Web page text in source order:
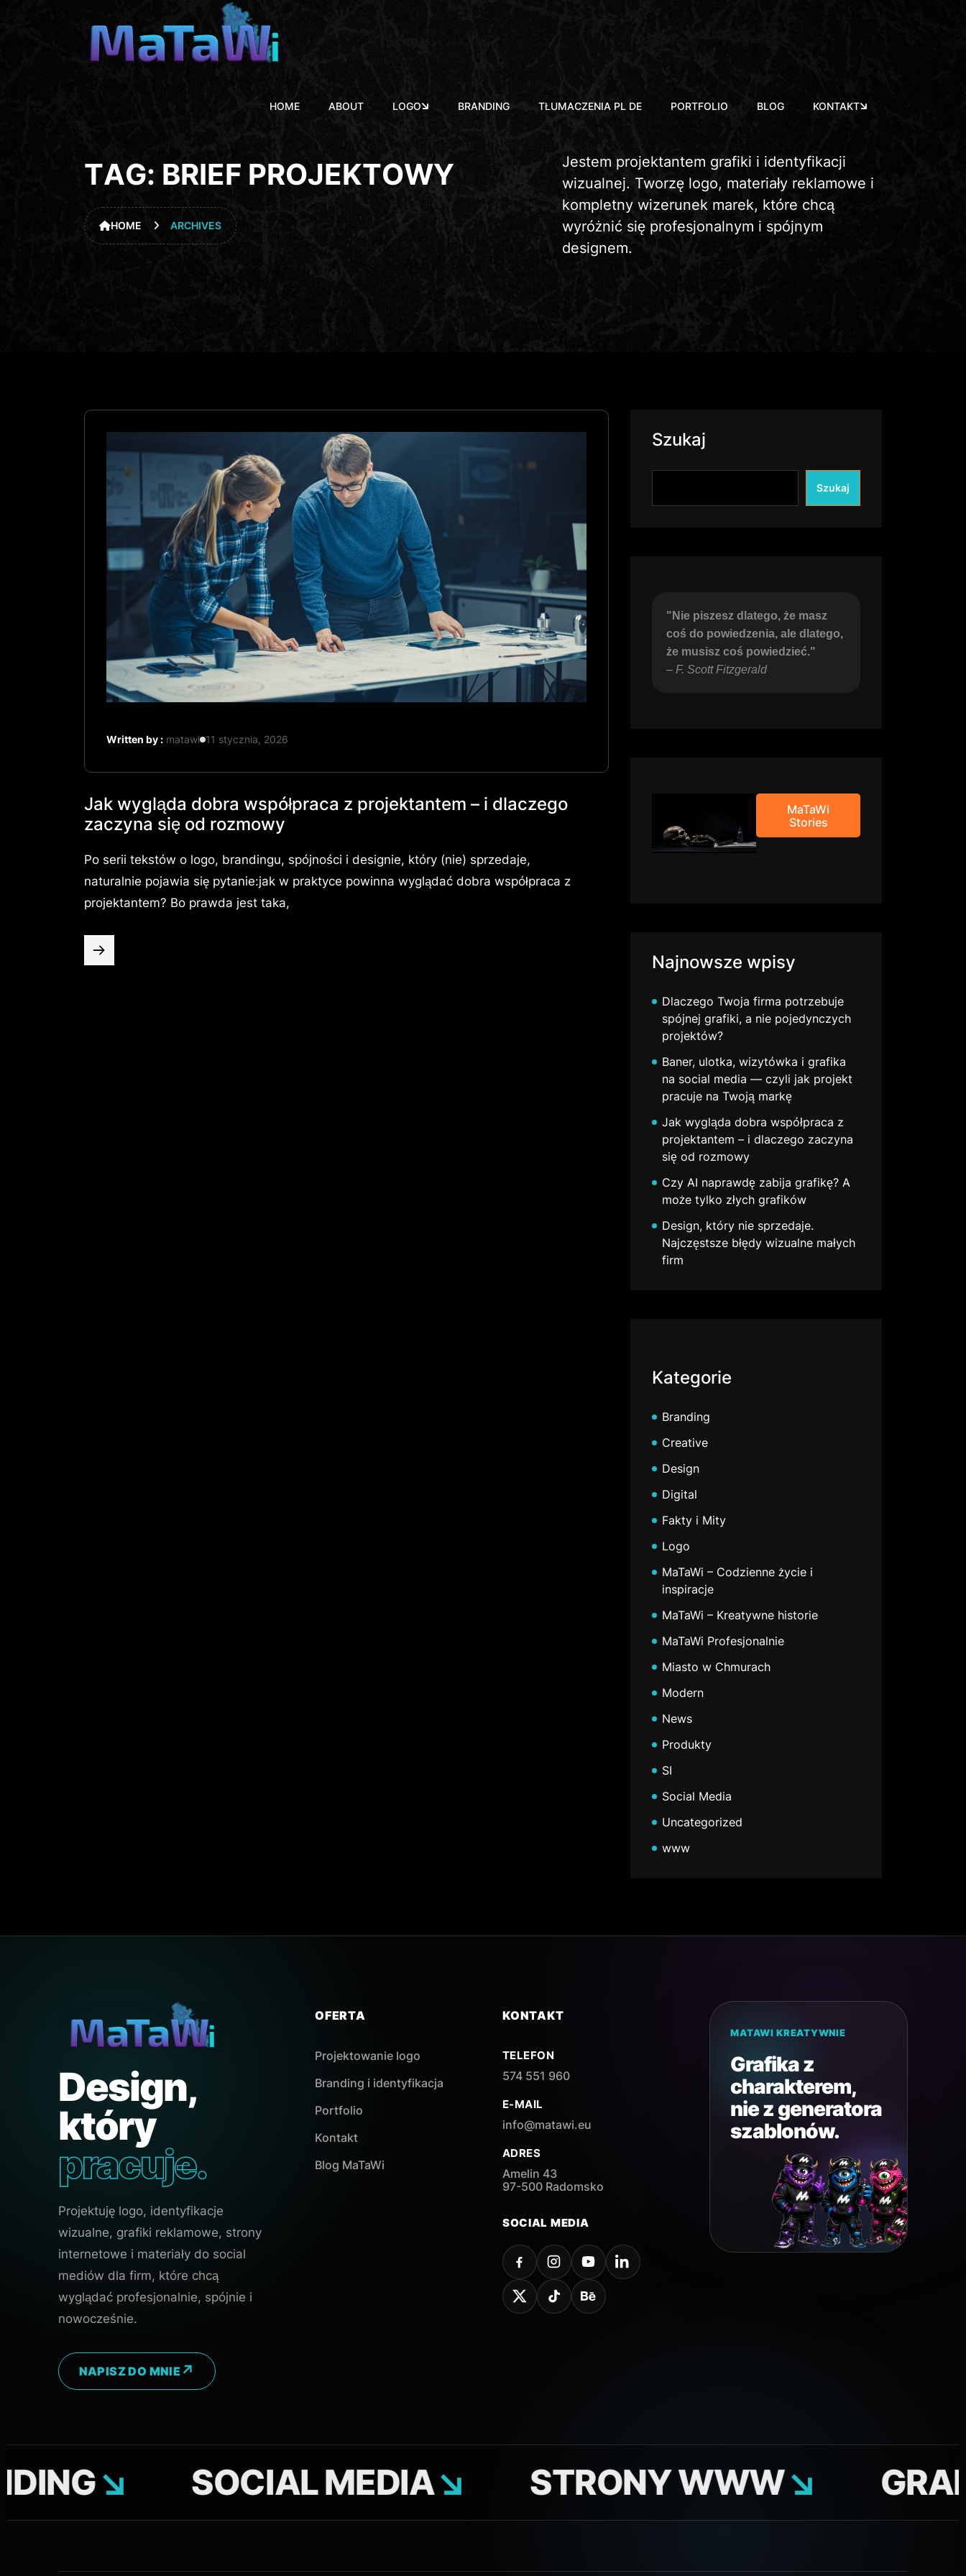
HOME ABOUT LOGO BRANDING TŁUMACZENIA PL DE PORTFOLIO BLOG KONTAKT
TAG: BRIEF PROJEKTOWY
HOME ARCHIVES
Jestem projektantem grafiki i identyfikacji
wizualnej. Tworzę logo, materiały reklamowe i
kompletny wizerunek marek, które chcą
wyróżnić się profesjonalnym i spójnym
designem.
Written by : matawi 11 stycznia, 2026
Jak wygląda dobra współpraca z projektantem – i dlaczego
zaczyna się od rozmowy
Po serii tekstów o logo, brandingu, spójności i designie, który (nie) sprzedaje,
naturalnie pojawia się pytanie:jak w praktyce powinna wyglądać dobra współpraca z
projektantem? Bo prawda jest taka,
Szukaj
Szukaj
"Nie piszesz dlatego, że masz
coś do powiedzenia, ale dlatego,
że musisz coś powiedzieć."
– F. Scott Fitzgerald
MaTaWi
Stories
Najnowsze wpisy
Dlaczego Twoja firma potrzebuje
spójnej grafiki, a nie pojedynczych
projektów?
Baner, ulotka, wizytówka i grafika
na social media — czyli jak projekt
pracuje na Twoją markę
Jak wygląda dobra współpraca z
projektantem – i dlaczego zaczyna
się od rozmowy
Czy AI naprawdę zabija grafikę? A
może tylko złych grafików
Design, który nie sprzedaje.
Najczęstsze błędy wizualne małych
firm
Kategorie
Branding
Creative
Design
Digital
Fakty i Mity
Logo
MaTaWi – Codzienne życie i
inspiracje
MaTaWi – Kreatywne historie
MaTaWi Profesjonalnie
Miasto w Chmurach
Modern
News
Produkty
SI
Social Media
Uncategorized
www
Design,
który
pracuje.
Projektuję logo, identyfikacje
wizualne, grafiki reklamowe, strony
internetowe i materiały do social
mediów dla firm, które chcą
wyglądać profesjonalnie, spójnie i
nowocześnie.
NAPISZ DO MNIE
OFERTA
Projektowanie logo
Branding i identyfikacja
Portfolio
Kontakt
Blog MaTaWi
KONTAKT
TELEFON
574 551 960
E-MAIL
info@matawi.eu
ADRES
Amelin 43
97-500 Radomsko
SOCIAL MEDIA
MATAWI KREATYWNIE
Grafika z
charakterem,
nie z generatora
szablonów.
↘ SOCIAL MEDIA↘ STRONY WWW↘ GRAFIKA